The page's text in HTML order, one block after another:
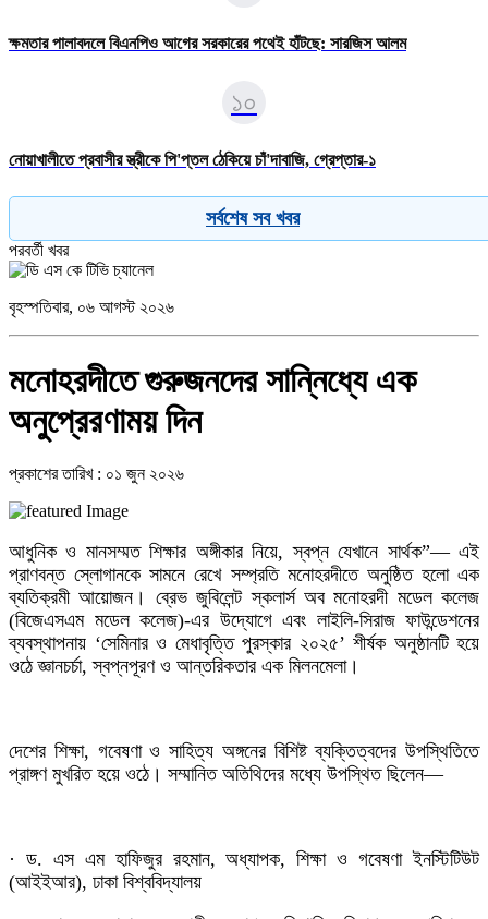
ক্ষমতার পালাবদলে বিএনপিও আগের সরকারের পথেই হাঁটছে: সারজিস আলম
১০
নোয়াখালীতে প্রবাসীর স্ত্রীকে পি'প্তল ঠেকিয়ে চাঁ'দাবাজি, গ্রেপ্তার-১
সর্বশেষ সব খবর
পরবর্তী খবর
বৃহস্পতিবার, ০৬ আগস্ট ২০২৬
মনোহরদীতে গুরুজনদের সান্নিধ্যে এক
অনুপ্রেরণাময় দিন
প্রকাশের তারিখ : ০১ জুন ২০২৬
আধুনিক ও মানসম্মত শিক্ষার অঙ্গীকার নিয়ে, স্বপ্ন যেখানে সার্থক”— এই
প্রাণবন্ত স্লোগানকে সামনে রেখে সম্প্রতি মনোহরদীতে অনুষ্ঠিত হলো এক
ব্যতিক্রমী আয়োজন। ব্রেভ জুবিলেন্ট স্কলার্স অব মনোহরদী মডেল কলেজ
(বিজেএসএম মডেল কলেজ)-এর উদ্যোগে এবং লাইলি-সিরাজ ফাউন্ডেশনের
ব্যবস্থাপনায় ‘সেমিনার ও মেধাবৃত্তি পুরস্কার ২০২৫’ শীর্ষক অনুষ্ঠানটি হয়ে
ওঠে জ্ঞানচর্চা, স্বপ্নপূরণ ও আন্তরিকতার এক মিলনমেলা।
দেশের শিক্ষা, গবেষণা ও সাহিত্য অঙ্গনের বিশিষ্ট ব্যক্তিত্বদের উপস্থিতিতে
প্রাঙ্গণ মুখরিত হয়ে ওঠে। সম্মানিত অতিথিদের মধ্যে উপস্থিত ছিলেন—
· ড. এস এম হাফিজুর রহমান, অধ্যাপক, শিক্ষা ও গবেষণা ইনস্টিটিউট
(আইইআর), ঢাকা বিশ্ববিদ্যালয়